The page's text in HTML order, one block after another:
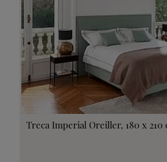
Treca Imperial Oreiller, 180 x